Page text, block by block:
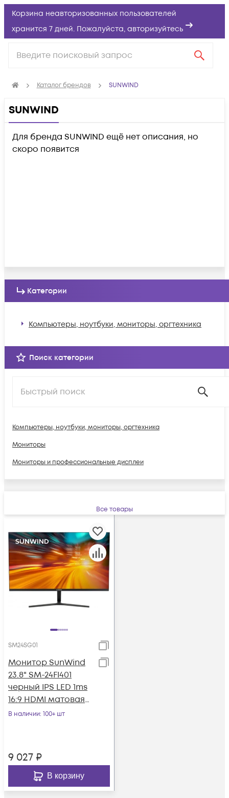
Корзина неавторизованных пользователей
хранится 7 дней. Пожалуйста, авторизуйтесь
Каталог брендов SUNWIND
SUNWIND
Для бренда SUNWIND ещё нет описания, но
скоро появится
Категории
Компьютеры, ноутбуки, мониторы, оргтехника
Поиск категории
Компьютеры, ноутбуки, мониторы, оргтехника
Мониторы
Мониторы и профессиональные дисплеи
Все товары
SM24SG01
Монитор SunWind
23.8" SM-24FI401
черный IPS LED 1ms
16:9 HDMI матовая
250cd 178гр/178гр
В наличии: 100+ шт
9 027 ₽
В корзину